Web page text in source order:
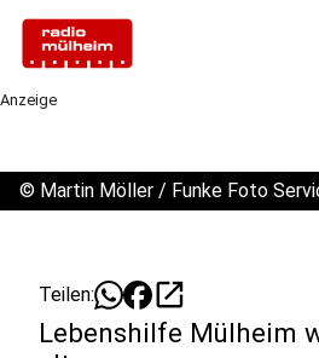
Anzeige
© Martin Möller / Funke Foto
Teilen: open_in_new
Lebenshilfe Mülheim